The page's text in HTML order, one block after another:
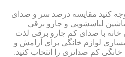
کنید مقایسه درصد سر و صدای
لباسشویی و جارو برقی
خانه با صدای کم جارو برقی لذت
لوازم خانگی برای آرامش و
کم صداتری را انتخاب کنید.